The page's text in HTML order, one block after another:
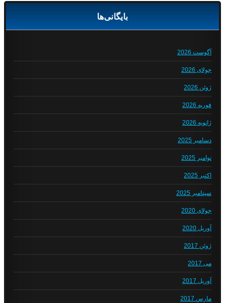
بایگانی‌ها
آگوست 2026
جولای 2026
ژوئن 2026
فوریه 2026
ژانویه 2026
دسامبر 2025
نوامبر 2025
اکتبر 2025
سپتامبر 2025
جولای 2020
آوریل 2020
ژوئن 2017
می 2017
آوریل 2017
مارس 2017